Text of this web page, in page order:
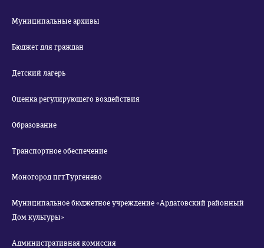
Муниципальные архивы
Бюджет для граждан
Детский лагерь
Оценка регулирующего воздействия
Образование
Транспортное обеспечение
Моногород пгт.Тургенево
Муниципальное бюджетное учреждение «Ардатовский районный
Дом культуры»
Административная комиссия